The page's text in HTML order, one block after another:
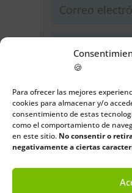
🍪
Para ofrecer las mejores
cookies para almacenar y/o
consentimiento de estas
como el comportamiento de
en este sitio. No consentir o
negativamente a ciertas
electrónico y web
para la próxima